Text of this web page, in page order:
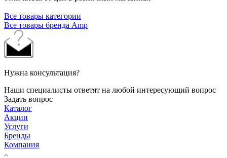
Все товары категории
Все товары бренда Amp
Нужна консультация?
Наши специалисты ответят на любой интересующий вопрос
Задать вопрос
Каталог
Акции
Услуги
Бренды
Компания